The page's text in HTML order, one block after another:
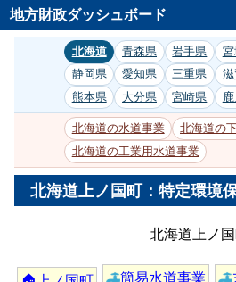
地方財政ダッシュボード
北海道 青森県 岩手県
静岡県
愛知県 三重県
熊本県
大分県 宮崎県
北海道の水道事業 北海道の
北海道の工業用水道事業
北海道上ノ国町：特定環境
北海道上ノ
簡易水道事業